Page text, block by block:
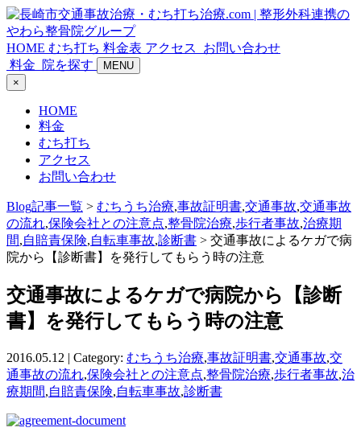
HOME むち打ち 料金表 アクセス
お問い合わせ
料金
院を探す
MENU
×
HOME
料金
むち打ち
アクセス
お問い合わせ
Blog記事一覧 > むちうち治療,事故証明書,交通事故,交通事故
の流れ,保険会社との注意点,整骨院治療,歩行者事故,治療期
間,自賠責保険,自転車事故,診断書 > 交通事故によるケガで病
院から【診断書】を発行してもらう時の注意
交通事故によるケガで病院から【診断
書】を発行してもらう時の注意
2016.05.12 | Category: むちうち治療,事故証明書,交通事故,交
通事故の流れ,保険会社との注意点,整骨院治療,歩行者事故,治
療期間,自賠責保険,自転車事故,診断書